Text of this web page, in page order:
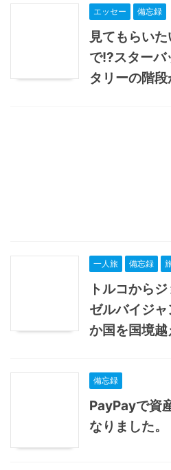
エッセー 備忘録
見てもらい
で!?スターバ
タリーの階段
一人旅 備忘録
トルコから
ゼルバイジ
か国を国境越
備忘録
PayPayで資
なりました。